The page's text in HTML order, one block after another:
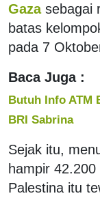
Gaza sebagai
batas
pada 7
Baca Juga :
Butuh Info ATM
BRI Sabrina
Sejak itu,
hampir
Palestina itu